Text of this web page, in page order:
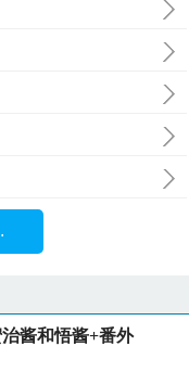
酱和悟酱+番外